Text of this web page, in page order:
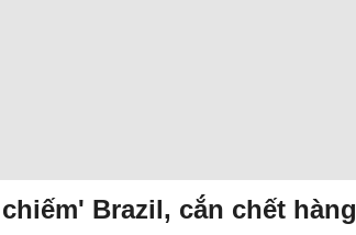
Brazil, cắn chết hàng